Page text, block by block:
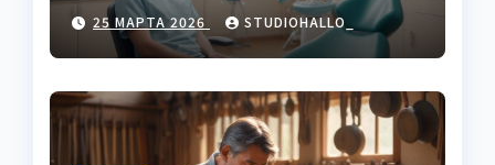
клинику
25 МАРТА 2026 STUDIOHALLO_